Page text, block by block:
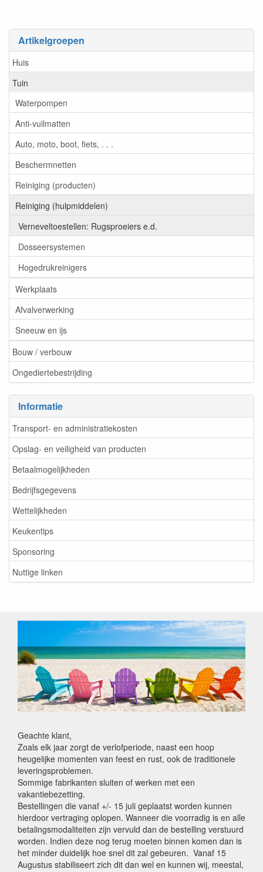
Artikelgroepen
Huis
Tuin
Waterpompen
Anti-vuilmatten
Auto, moto, boot, fiets, . . .
Beschermnetten
Reiniging (producten)
Reiniging (hulpmiddelen)
Verneveltoestellen: Rugsproeiers e.d.
Dosseersystemen
Hogedrukreinigers
Werkplaats
Afvalverwerking
Sneeuw en ijs
Bouw / verbouw
Ongediertebestrijding
Informatie
Transport- en administratiekosten
Opslag- en veiligheid van producten
Betaalmogelijkheden
Bedrijfsgegevens
Wettelijkheden
Keukentips
Sponsoring
Nuttige linken
Geachte klant,
Zoals elk jaar zorgt de verlofperiode, naast een hoop
heugelijke momenten van feest en rust, ook de traditionele
leveringsproblemen.
Sommige fabrikanten sluiten of werken met een
vakantiebezetting.
Bestellingen die vanaf +/- 15 juli geplaatst worden kunnen
hierdoor vertraging oplopen. Wanneer die voorradig is en alle
betalingsmodaliteiten zijn vervuld dan de bestelling verstuurd
worden. Indien deze nog terug moeten binnen komen dan is
het minder duidelijk hoe snel dit zal gebeuren. Vanaf 15
Augustus stabiliseert zich dit dan wel en kunnen wij, meestal,